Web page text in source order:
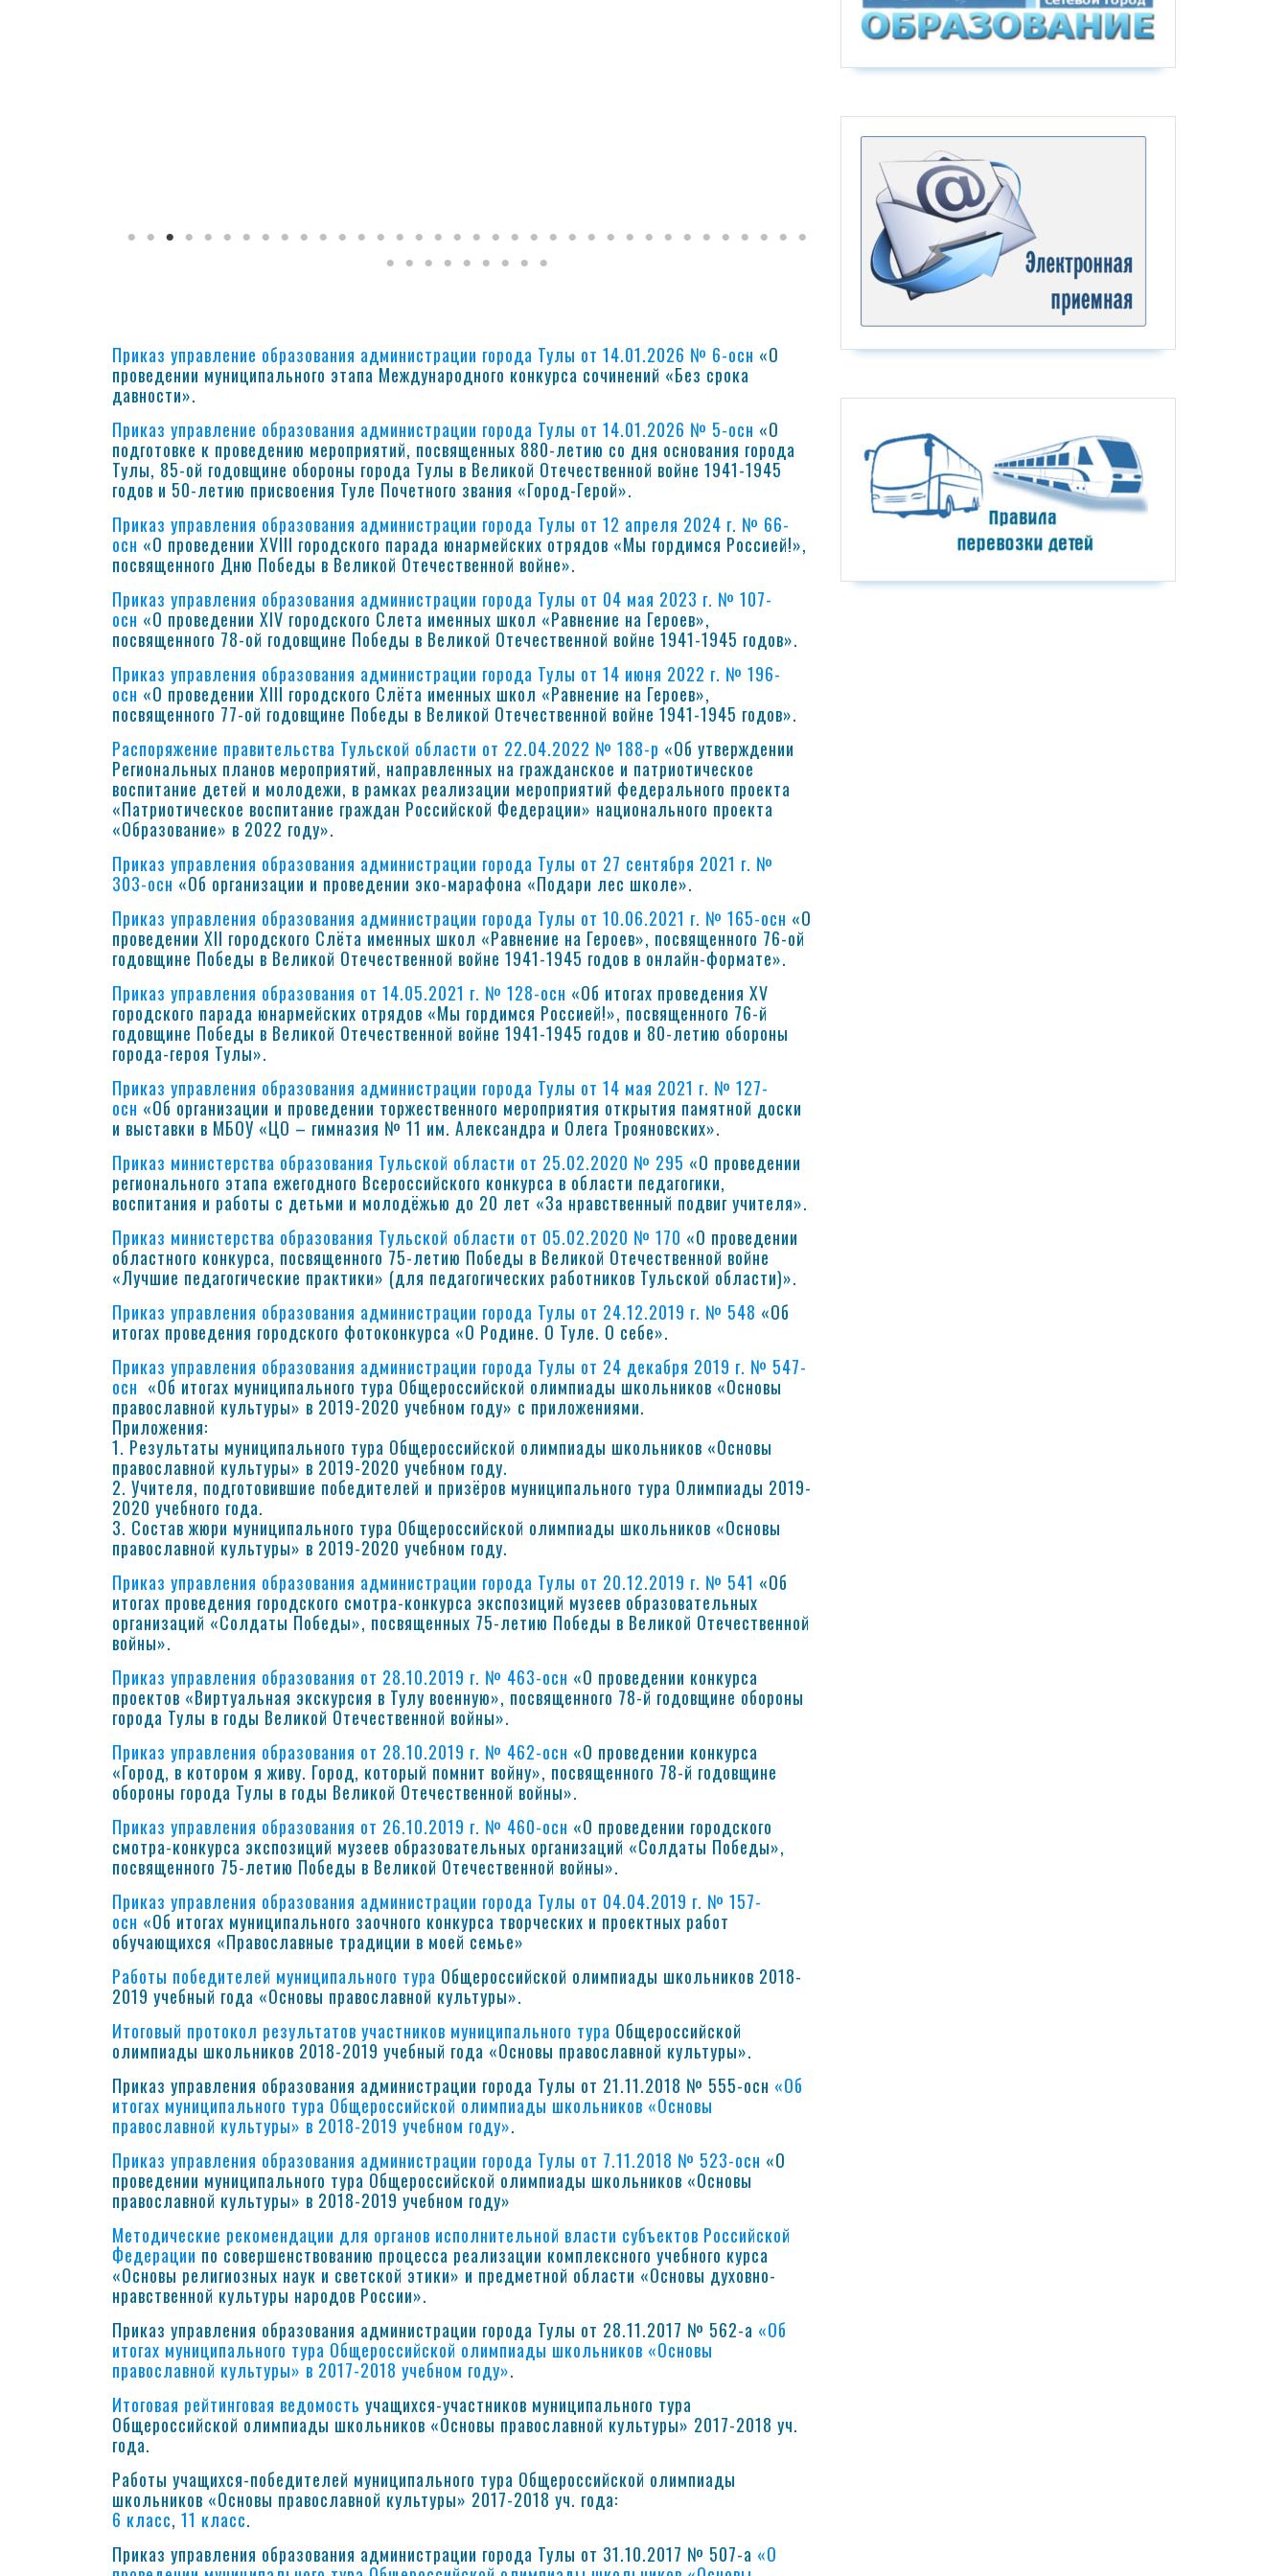
Приказ управление образования администрации города Тулы от 14.01.2026 № 6-осн «О
проведении муниципального этапа Международного конкурса сочинений «Без срока
давности».
Приказ управление образования администрации города Тулы от 14.01.2026 № 5-осн «О
подготовке к проведению мероприятий, посвященных 880-летию со дня основания города
Тулы, 85-ой годовщине обороны города Тулы в Великой Отечественной войне 1941-1945
годов и 50-летию присвоения Туле Почетного звания «Город-Герой».
Приказ управления образования администрации города Тулы от 12 апреля 2024 г. № 66-
осн «О проведении XVIII городского парада юнармейских отрядов «Мы гордимся Россией!»,
посвященного Дню Победы в Великой Отечественной войне».
Приказ управления образования администрации города Тулы от 04 мая 2023 г. № 107-
осн «О проведении XIV городского Слета именных школ «Равнение на Героев»,
посвященного 78-ой годовщине Победы в Великой Отечественной войне 1941-1945 годов».
Приказ управления образования администрации города Тулы от 14 июня 2022 г. № 196-
осн «О проведении XIII городского Слёта именных школ «Равнение на Героев»,
посвященного 77-ой годовщине Победы в Великой Отечественной войне 1941-1945 годов».
Распоряжение правительства Тульской области от 22.04.2022 № 188-р «Об утверждении
Региональных планов мероприятий, направленных на гражданское и патриотическое
воспитание детей и молодежи, в рамках реализации мероприятий федерального проекта
«Патриотическое воспитание граждан Российской Федерации» национального проекта
«Образование» в 2022 году».
Приказ управления образования администрации города Тулы от 27 сентября 2021 г. №
303-осн «Об организации и проведении эко-марафона «Подари лес школе».
Приказ управления образования администрации города Тулы от 10.06.2021 г. № 165-осн «О
проведении XII городского Слёта именных школ «Равнение на Героев», посвященного 76-ой
годовщине Победы в Великой Отечественной войне 1941-1945 годов в онлайн-формате».
Приказ управления образования от 14.05.2021 г. № 128-осн «Об итогах проведения XV
городского парада юнармейских отрядов «Мы гордимся Россией!», посвященного 76-й
годовщине Победы в Великой Отечественной войне 1941-1945 годов и 80-летию обороны
города-героя Тулы».
Приказ управления образования администрации города Тулы от 14 мая 2021 г. № 127-
осн «Об организации и проведении торжественного мероприятия открытия памятной доски
и выставки в МБОУ «ЦО – гимназия № 11 им. Александра и Олега Трояновских».
Приказ министерства образования Тульской области от 25.02.2020 № 295 «О проведении
регионального этапа ежегодного Всероссийского конкурса в области педагогики,
воспитания и работы с детьми и молодёжью до 20 лет «За нравственный подвиг учителя».
Приказ министерства образования Тульской области от 05.02.2020 № 170 «О проведении
областного конкурса, посвященного 75-летию Победы в Великой Отечественной войне
«Лучшие педагогические практики» (для педагогических работников Тульской области)».
Приказ управления образования администрации города Тулы от 24.12.2019 г. № 548 «Об
итогах проведения городского фотоконкурса «О Родине. О Туле. О себе».
Приказ управления образования администрации города Тулы от 24 декабря 2019 г. № 547-
осн «Об итогах муниципального тура Общероссийской олимпиады школьников «Основы
православной культуры» в 2019-2020 учебном году» с приложениями.
Приложения:
1. Результаты муниципального тура Общероссийской олимпиады школьников «Основы
православной культуры» в 2019-2020 учебном году.
2. Учителя, подготовившие победителей и призёров муниципального тура Олимпиады 2019-
2020 учебного года.
3. Состав жюри муниципального тура Общероссийской олимпиады школьников «Основы
православной культуры» в 2019-2020 учебном году.
Приказ управления образования администрации города Тулы от 20.12.2019 г. № 541 «Об
итогах проведения городского смотра-конкурса экспозиций музеев образовательных
организаций «Солдаты Победы», посвященных 75-летию Победы в Великой Отечественной
войны».
Приказ управления образования от 28.10.2019 г. № 463-осн «О проведении конкурса
проектов «Виртуальная экскурсия в Тулу военную», посвященного 78-й годовщине обороны
города Тулы в годы Великой Отечественной войны».
Приказ управления образования от 28.10.2019 г. № 462-осн «О проведении конкурса
«Город, в котором я живу. Город, который помнит войну», посвященного 78-й годовщине
обороны города Тулы в годы Великой Отечественной войны».
Приказ управления образования от 26.10.2019 г. № 460-осн «О проведении городского
смотра-конкурса экспозиций музеев образовательных организаций «Солдаты Победы»,
посвященного 75-летию Победы в Великой Отечественной войны».
Приказ управления образования администрации города Тулы от 04.04.2019 г. № 157-
осн «Об итогах муниципального заочного конкурса творческих и проектных работ
обучающихся «Православные традиции в моей семье»
Работы победителей муниципального тура Общероссийской олимпиады школьников 2018-
2019 учебный года «Основы православной культуры».
Итоговый протокол результатов участников муниципального тура Общероссийской
олимпиады школьников 2018-2019 учебный года «Основы православной культуры».
Приказ управления образования администрации города Тулы от 21.11.2018 № 555-осн «Об
итогах муниципального тура Общероссийской олимпиады школьников «Основы
православной культуры» в 2018-2019 учебном году».
Приказ управления образования администрации города Тулы от 7.11.2018 № 523-осн «О
проведении муниципального тура Общероссийской олимпиады школьников «Основы
православной культуры» в 2018-2019 учебном году»
Методические рекомендации для органов исполнительной власти субъектов Российской
Федерации по совершенствованию процесса реализации комплексного учебного курса
«Основы религиозных наук и светской этики» и предметной области «Основы духовно-
нравственной культуры народов России».
Приказ управления образования администрации города Тулы от 28.11.2017 № 562-а «Об
итогах муниципального тура Общероссийской олимпиады школьников «Основы
православной культуры» в 2017-2018 учебном году».
Итоговая рейтинговая ведомость учащихся-участников муниципального тура
Общероссийской олимпиады школьников «Основы православной культуры» 2017-2018 уч.
года.
Работы учащихся-победителей муниципального тура Общероссийской олимпиады
школьников «Основы православной культуры» 2017-2018 уч. года:
6 класс, 11 класс.
Приказ управления образования администрации города Тулы от 31.10.2017 № 507-а «О